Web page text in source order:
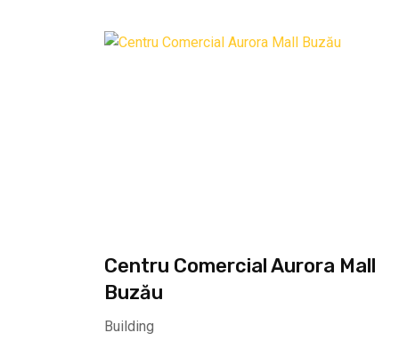
Centru Comercial Aurora Mall
Buzău
Building